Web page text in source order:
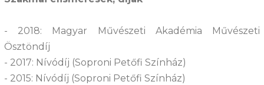
- 2018: Magyar Művészeti Akadémia Művészeti
Ösztöndíj
- 2017: Nívódíj (Soproni Petőfi Színház)
- 2015: Nívódíj (Soproni Petőfi Színház)